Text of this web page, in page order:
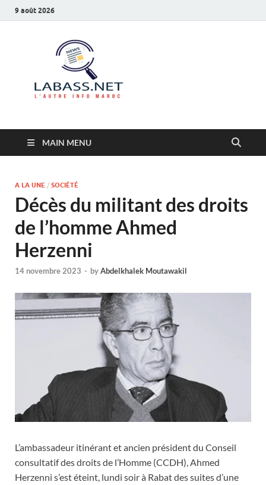
9 août 2026
MAIN MENU
A LA UNE / SOCIÉTÉ
Décès du militant des droits
de l’homme Ahmed
Herzenni
14 novembre 2023 - byAbdelkhalek Moutawakil
L’ambassadeur itinérant et ancien président du Conseil
consultatif des droits de l’Homme (CCDH), Ahmed
Herzenni s’est éteint, lundi soir à Rabat des suites d’une